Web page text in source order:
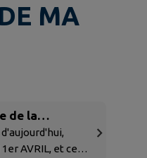
DE MA
de la
1er AVRIL, et ce